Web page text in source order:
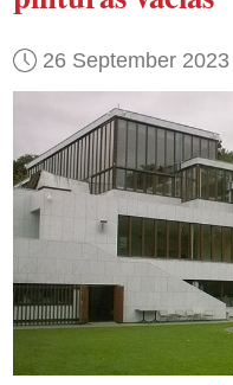
26 September 2023